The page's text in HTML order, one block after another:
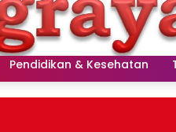
Pendidikan & Kesehatan
Pemkot
Pelatihan